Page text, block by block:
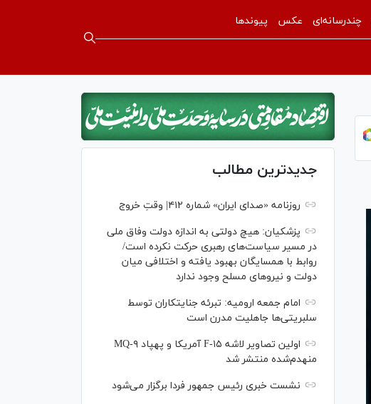
چندرسانه‌ای عکس پیوندها
جدیدترین مطالب
روزنامه «صدای ایران» شماره ۴۱۲| وقتِ خروج
پزشکیان: هیچ دولتی به اندازه دولت وفاق ملی
در مسیر سیاست‌های رهبری حرکت نکرده است/
روابط با همسایگان بهبود یافته و اختلافی میان
دولت و نیروهای مسلح وجود ندارد
امام جمعه ارومیه: تبرئه جنایتکاران توسط
سلبریتی‌ها جاهلیت مدرن است
اولین تصاویر لاشه F-۱۵ آمریکا و پهپاد MQ-۹
منهدم‌شده منتشر شد
نشست خبری رئیس‌ جمهور فردا برگزار می‌شود